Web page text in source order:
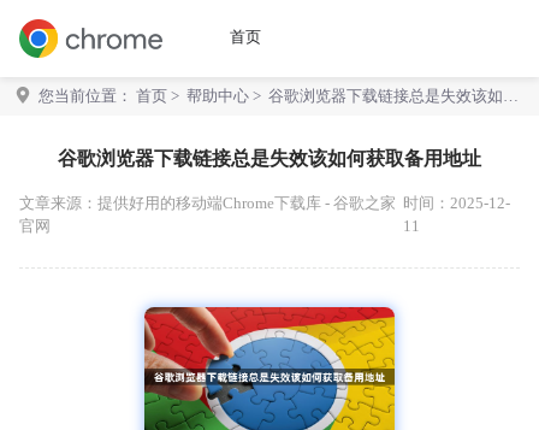
首页
您当前位置： 首页 > 帮助中心 > 谷歌浏览器下载链接总是失效该如何
谷歌浏览器下载链接总是失效该如何获取备用地址
文章来源： 提供好用的移动端Chrome下载库 - 谷歌之家
官网
时间：2025-12-
11